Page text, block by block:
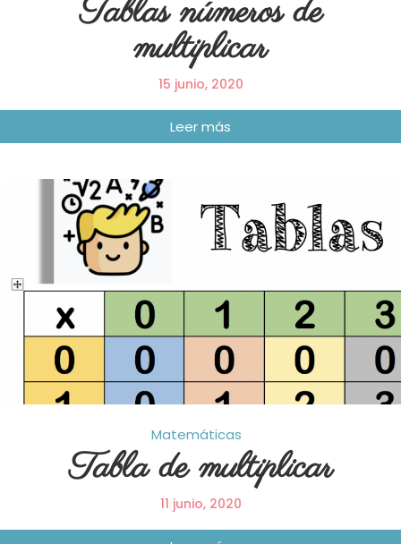
Tablas números de
multiplicar
15 junio, 2020
Matemáticas
Tabla de multiplicar
11 junio, 2020